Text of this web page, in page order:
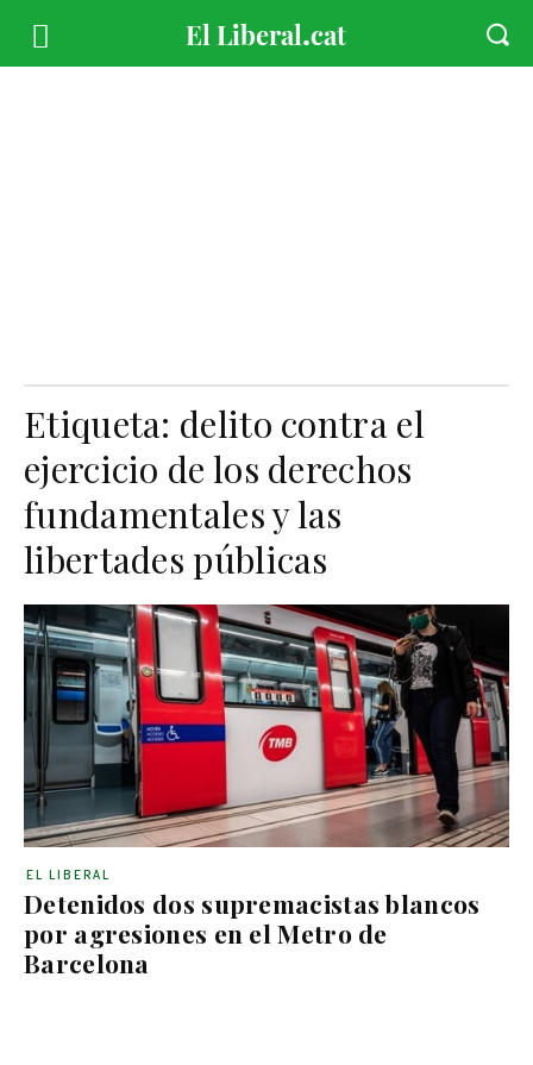
Etiqueta: delito contra el
ejercicio de los derechos
fundamentales y las
libertades públicas
Detenidos dos supremacistas blancos
por agresiones en el Metro de
Barcelona
EL LIBERAL